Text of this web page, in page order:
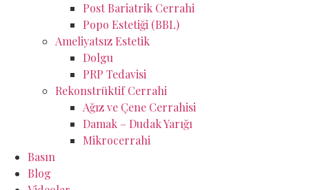
Post Bariatrik Cerrahi
Popo Estetiği (BBL)
Ameliyatsız Estetik
Dolgu
PRP Tedavisi
Rekonstrüktif Cerrahi
Ağız ve Çene Cerrahisi
Damak – Dudak Yarığı
Mikrocerrahi
Basın
Blog